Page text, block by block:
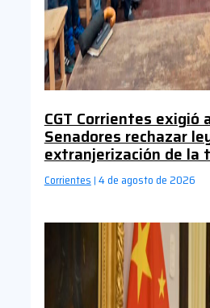
CGT Corrientes exigió
Senadores rechazar
extranjerización de la
Corrientes | 4 de agosto de 2026